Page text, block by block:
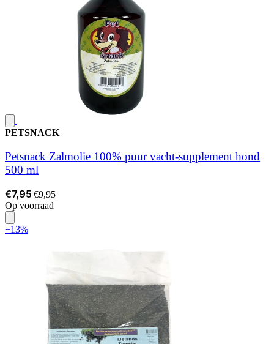
PETSNACK
Petsnack Zalmolie 100% puur vacht-supplement hond
500 ml
€7,95 €9,95
Op voorraad
−13%